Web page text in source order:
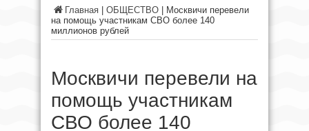
Главная ОБЩЕСТВО
Москвичи перевели
на помощь участникам СВО более 140
миллионов рублей
Москвичи перевели на
помощь участникам
СВО более 140